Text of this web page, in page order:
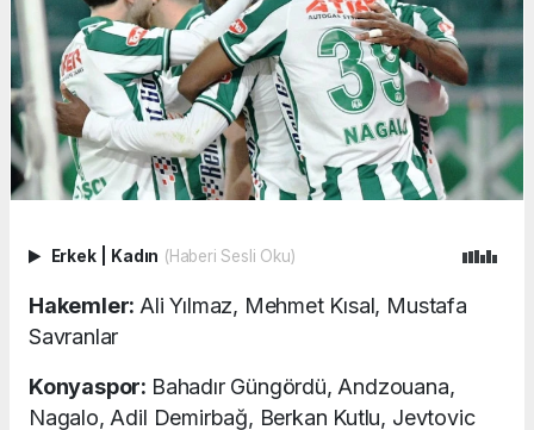
Erkek Kadın (Haberi Sesli Oku)
Hakemler: Ali Yılmaz, Mehmet Kısal, Mustafa
Savranlar
Konyaspor: Bahadır Güngördü, Andzouana,
Nagalo, Adil Demirbağ, Berkan Kutlu, Jevtovic